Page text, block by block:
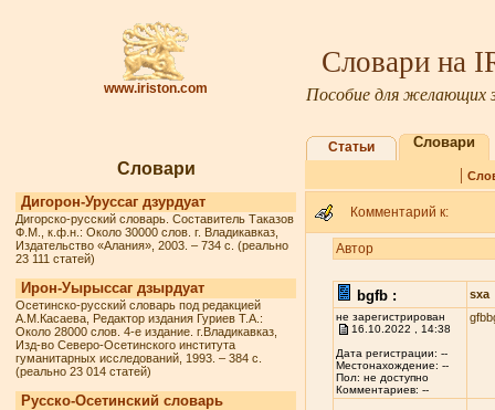
www.iriston.com
Словари на
Пособие для желающих
Словари
Дигорон-Уруссаг дзурдуат
Дигорско-русский словарь. Составитель Таказов
Ф.М., к.ф.н.: Около 30000 слов. г. Владикавказ,
Издательство «Алания», 2003. – 734 с. (реально
23 111 статей)
Ирон-Уырыссаг дзырдуат
Осетинско-русский словарь под редакцией
А.М.Касаева, Редактор издания Гуриев Т.А.:
Около 28000 слов. 4-е издание. г.Владикавказ,
Изд-во Северо-Осетинского института
гуманитарных исследований, 1993. – 384 с.
(реально 23 014 статей)
Русско-Осетинский словарь
Статьи Словари
|
Комментарий к:
Автор
bgfb :
sxa
не зарегистрирован
16.10.2022 , 14:38
Дата регистрации: --
Местонахождение: --
Пол: не доступно
Комментариев: --